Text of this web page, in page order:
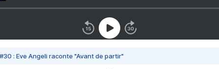
#30 : Eve Angeli raconte "Avant de partir"